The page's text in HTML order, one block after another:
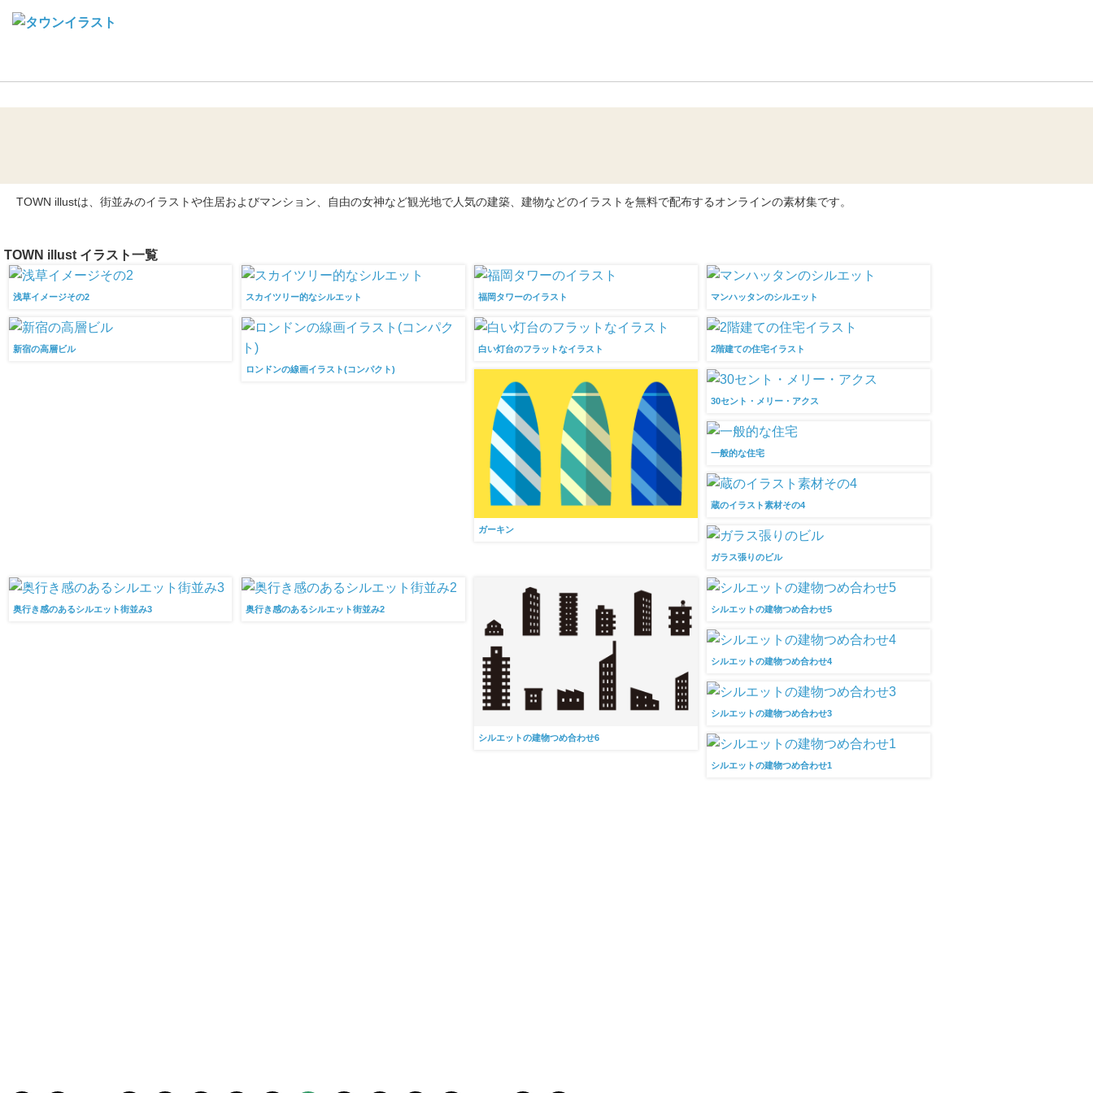
TOWN illustは、街並みのイラストや住居およびマンション、自由の女神など観光地で人気の建築、建物などのイラストを無料で配布するオンラインの素材集です。
TOWN illust イラスト一覧
浅草イメージその2 スカイツリー的なシルエット 福岡タワーのイラスト マンハッタンのシルエット
新宿の高層ビル
ロンドンの線画イラスト(コンパクト)
白い灯台のフラットなイラスト 2階建ての住宅イラスト
ガーキン
30セント・メリー・アクス
一般的な住宅
蔵のイラスト素材その4
ガラス張りのビル
奥行き感のあるシルエット街並み3 奥行き感のあるシルエット街並み2
シルエットの建物つめ合わせ6
シルエットの建物つめ合わせ5
シルエットの建物つめ合わせ4
シルエットの建物つめ合わせ3
シルエットの建物つめ合わせ1